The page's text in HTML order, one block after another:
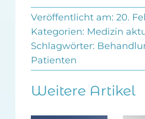
Veröffentlicht am: 20.
Kategorien: Medizin
Schlagwörter:
Patienten
Weitere Artikel